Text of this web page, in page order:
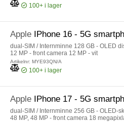
100+ i lager
Apple IPhone 16 - 5G
dual-SIM / Internminne 128 GB - OLED
12 MP - front camera 12 MP - vit
Artikelnr: MYE93QN/A
100+ i lager
Apple IPhone 17 - 5G
dual-SIM / Internminne 256 GB - OLED-
48 MP, 48 MP - front camera 18